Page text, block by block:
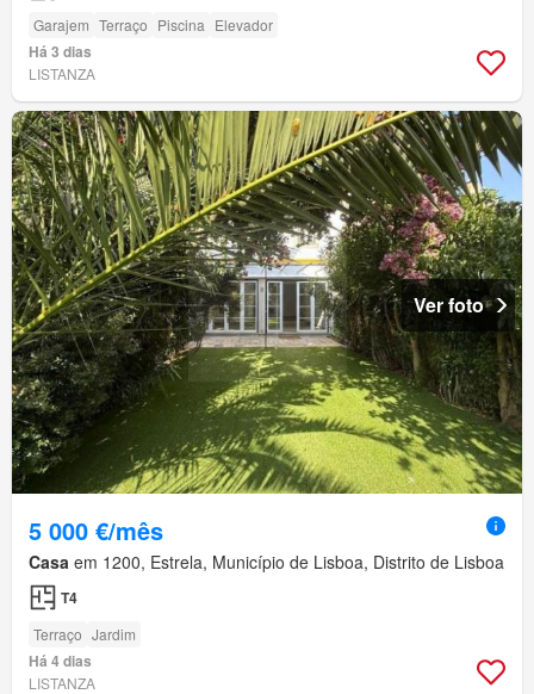
Garajem Terraço Piscina Elevador
Há 3 dias
LISTANZA
Ver foto
5 000 €/mês
Casa em 1200, Estrela, Município de Lisboa, Distrito de Lisboa
T4
Terraço Jardim
Há 4 dias
LISTANZA